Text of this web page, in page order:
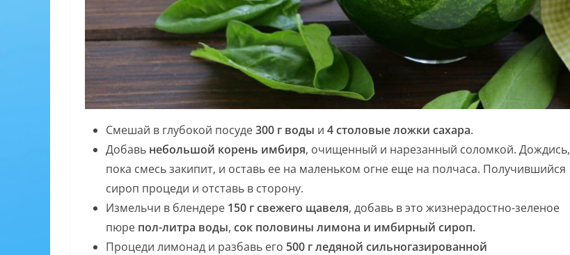
Смешай в глубокой посуде300 г воды и 4 столовые ложки сахара.
Добавь небольшой корень имбиря, очищенный и нарезанный соломкой. Дождись,
пока смесь закипит, и оставь ее на маленьком огне еще на полчаса. Получившийся
сироп процеди и отставь в сторону.
Измельчи в блендере 150 г свежего щавеля, добавь в это жизнерадостно-зеленое
пюре пол-литра воды, сок половины лимона и имбирный сироп.
Процеди лимонад и разбавь его 500 г ледяной сильногазированной